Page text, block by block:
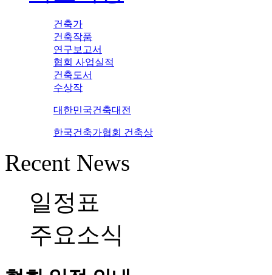
건축가
건축작품
연구보고서
협회 사업실적
건축도서
수상작
대한민국건축대전
한국건축가협회 건축상
Recent News
일정표
주요소식